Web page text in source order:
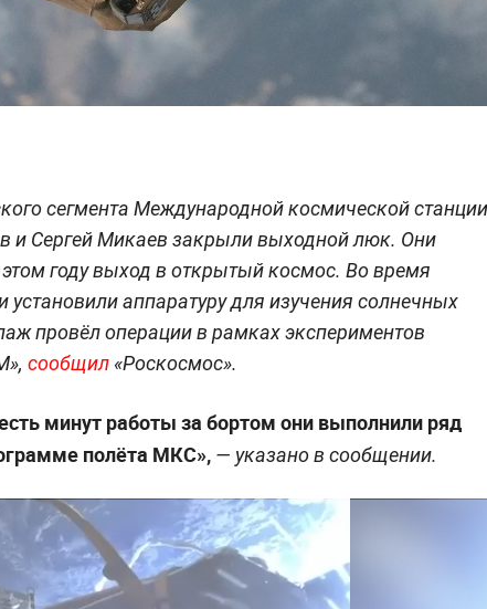
сегмента Международной космической станции
и Сергей Микаев закрыли выходной люк. Они
году выход в открытый космос. Во время
установили аппаратуру для изучения солнечных
провёл операции в рамках экспериментов
сообщил «Роскосмос».
минут работы за бортом они выполнили ряд
полёта МКС», — указано в сообщении.